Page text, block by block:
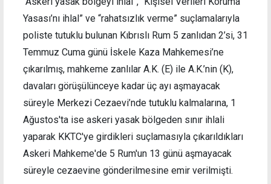
Yasası’nı ihlal” ve “rahatsızlık verme” suçlamalarıyla
poliste tutuklu bulunan Kıbrıslı Rum 5 zanlıdan 2’si, 31
Temmuz Cuma günü İskele Kaza Mahkemesi’ne
çıkarılmış, mahkeme zanlılar A.K. (E) ile A.K.’nin (K),
davaları görüşülünceye kadar üç ayı aşmayacak
süreyle Merkezi Cezaevi’nde tutuklu kalmalarına, 1
Ağustos'ta ise askeri yasak bölgeden sınır ihlali
yaparak KKTC'ye girdikleri suçlamasıyla çıkarıldıkları
Askeri Mahkeme'de 5 Rum'un 13 günü aşmayacak
süreyle cezaevine gönderilmesine emir verilmişti.